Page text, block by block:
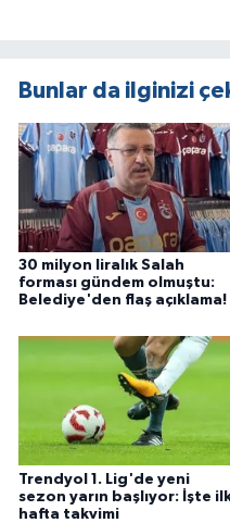
Bunlar da ilginizi
30 milyon liralık Salah
forması gündem olmuştu:
Belediye'den flaş açıklama!
Trendyol 1. Lig'de yeni
sezon yarın başlıyor: İşte
hafta takvimi